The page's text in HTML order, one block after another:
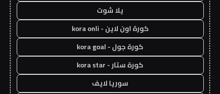
يلا شوت
كورة اون لاين - kora onli
كورة جول - kora goal
كورة ستار - kora star
سوريا لايف